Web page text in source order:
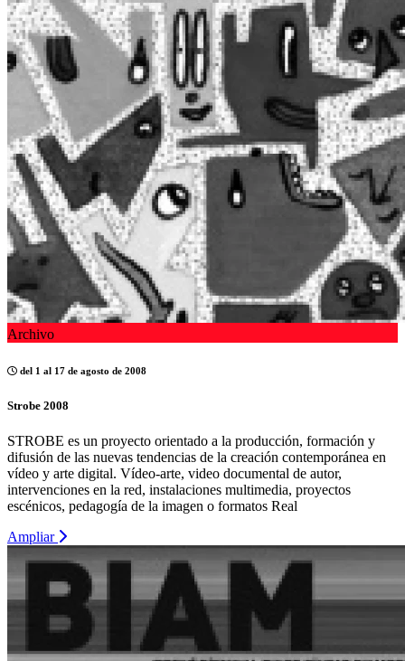
Archivo
del 1 al 17 de agosto de 2008
Strobe 2008
STROBE es un proyecto orientado a la producción, formación y
difusión de las nuevas tendencias de la creación contemporánea en
vídeo y arte digital. Vídeo-arte, video documental de autor,
intervenciones en la red, instalaciones multimedia, proyectos
escénicos, pedagogía de la imagen o formatos Real
Ampliar